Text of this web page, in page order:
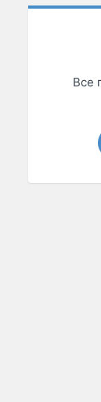
Все